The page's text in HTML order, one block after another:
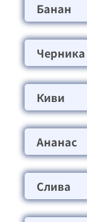
Банан
Черника
Киви
Ананас
Слива